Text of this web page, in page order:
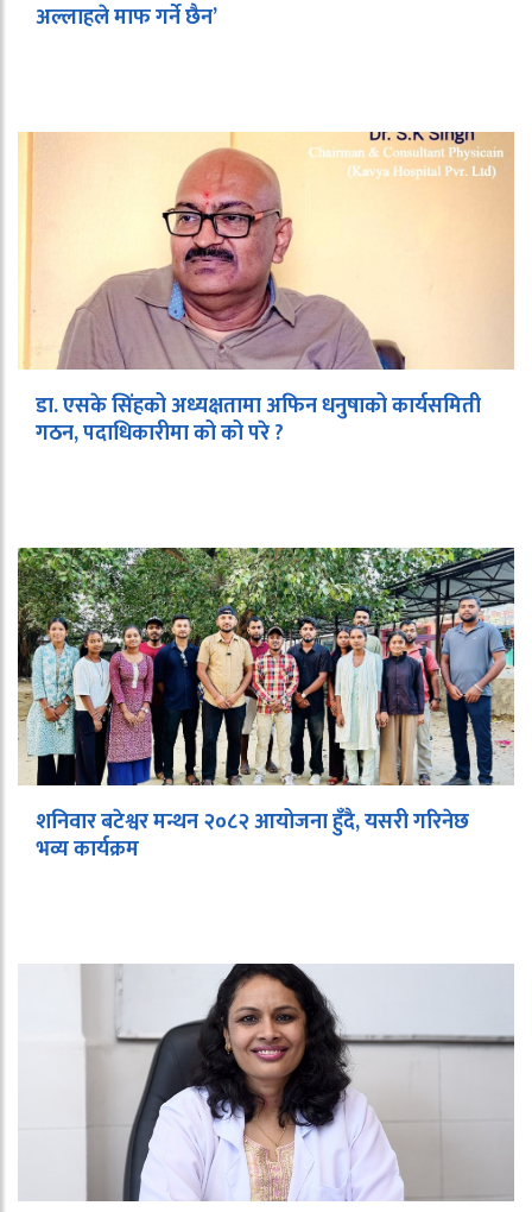
अल्लाहले माफ गर्ने छैन’
डा. एसके सिंहको अध्यक्षतामा अफिन धनुषाको कार्यसमिती
गठन, पदाधिकारीमा को को परे ?
शनिवार बटेश्वर मन्थन २०८२ आयोजना हुँदै, यसरी गरिनेछ
भव्य कार्यक्रम